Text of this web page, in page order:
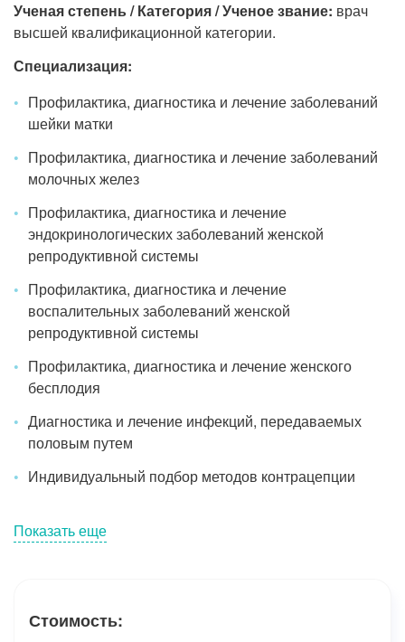
Ученая степень / Категория / Ученое звание: врач
высшей квалификационной категории.
Специализация:
Профилактика, диагностика и лечение заболеваний
шейки матки
Профилактика, диагностика и лечение заболеваний
молочных желез
Профилактика, диагностика и лечение
эндокринологических заболеваний женской
репродуктивной системы
Профилактика, диагностика и лечение
воспалительных заболеваний женской
репродуктивной системы
Профилактика, диагностика и лечение женского
бесплодия
Диагностика и лечение инфекций, передаваемых
половым путем
Индивидуальный подбор методов контрацепции
Показать еще
Стоимость: